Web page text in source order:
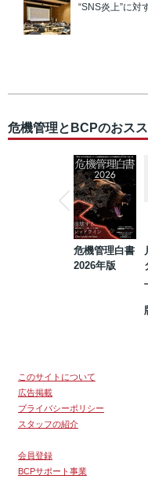
“SNS炎上”に対
危機管理とBCPのおス
危機管理白書
2026年版
このサイトについて
広告掲載
プライバシーポリシー
スタッフの紹介
会員登録
BCPサポート事業